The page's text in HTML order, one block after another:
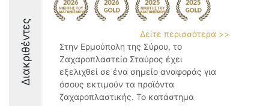
Διακριθέντες
Δείτε περισσότερα >>
Στην Ερμούπολη της Σύρου, το
Ζαχαροπλαστείο Σταύρος έχει
εξελιχθεί σε ένα σημείο αναφοράς για
όσους εκτιμούν τα προϊόντα
ζαχαροπλαστικής. Το κατάστημα